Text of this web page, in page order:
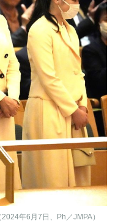
年6月7日、Ph／JMPA）